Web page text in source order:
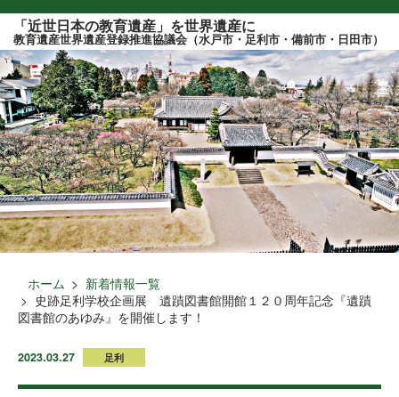
このページの本文へ
「近世日本の教育遺産」を世界遺産に
教育遺産世界遺産登録推進協議会（水戸市・足利市・備前市・日田市）
ホーム
新着情報一覧
史跡足利学校企画展 遺蹟図書館開館１２０周年記念『遺蹟
図書館のあゆみ』を開催します！
2023.03.27 足利